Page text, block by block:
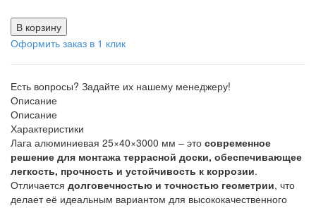
В корзину
Оформить заказ в 1 клик
Есть вопросы? Задайте их нашему менеджеру!
Описание
Описание
Характеристики
Лага алюминиевая 25×40×3000 мм – это современное
решение для монтажа террасной доски, обеспечивающее
легкость, прочность и устойчивость к коррозии.
Отличается долговечностью и точностью геометрии, что
делает её идеальным вариантом для высококачественного